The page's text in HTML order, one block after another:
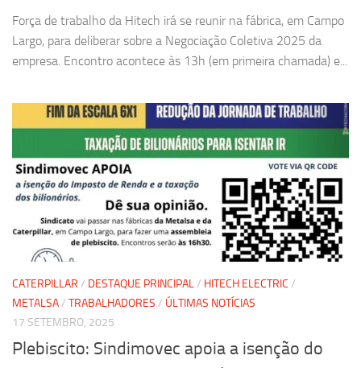
Força de trabalho da Hitech irá se reunir na fábrica, em Campo
Largo, para deliberar sobre a Negociação Coletiva 2025 da
empresa. Encontro acontece às 13h (em primeira chamada) e...
CATERPILLAR / DESTAQUE PRINCIPAL/ HITECH ELECTRIC /
METALSA/ TRABALHADORES / ÚLTIMAS NOTÍCIAS
17 SETEMBRO, 2025
Plebiscito: Sindimovec apoia a isenção do